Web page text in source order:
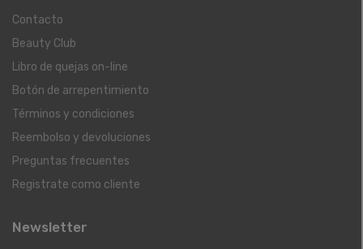
Contacto
Beauty Club
Libro de quejas on-line
Botón de arrepentimiento
Términos y condiciones
Reembolso y devoluciones
Preguntas frecuentes
Registrate como cliente
Newsletter